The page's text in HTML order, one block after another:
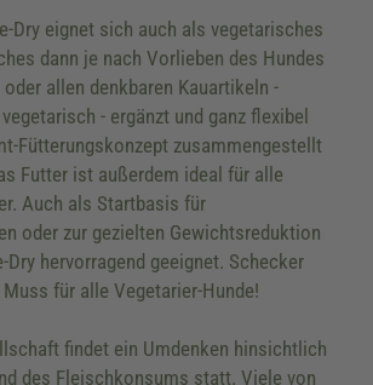
Dry eignet sich auch als vegetarisches
dann je nach Vorlieben des Hundes
allen denkbaren Kauartikeln -
- ergänzt und ganz flexibel
Fütterungskonzept zusammengestellt
Futter ist außerdem ideal für alle
Auch als Startbasis für
oder zur gezielten Gewichtsreduktion
Dry hervorragend geeignet. Schecker
für alle Vegetarier-Hunde!
findet ein Umdenken hinsichtlich
des Fleischkonsums statt. Viele von